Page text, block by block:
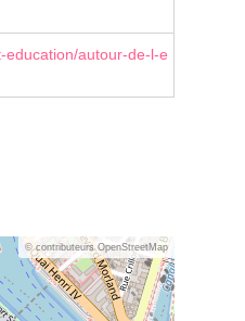
education/autour-de-l-e
© contributeurs OpenStreetMap